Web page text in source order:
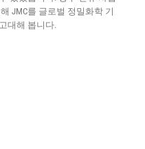
JMC를 글로벌 정밀화학 기
대해 봅니다.